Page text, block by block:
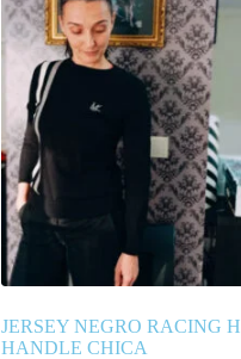
JERSEY NEGRO RACING
HANDLE CHICA